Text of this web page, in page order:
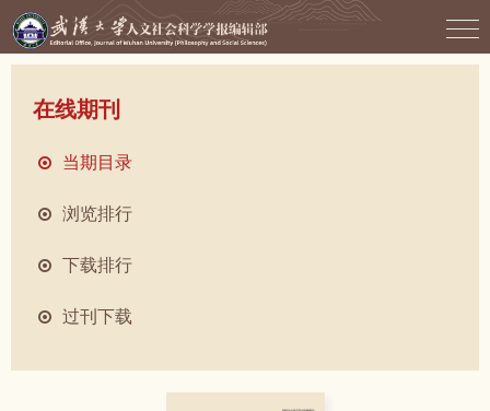
在线期刊
当期目录
浏览排行
下载排行
过刊下载